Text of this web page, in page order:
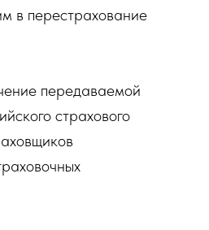
в перестрахование
передаваемой
страхового